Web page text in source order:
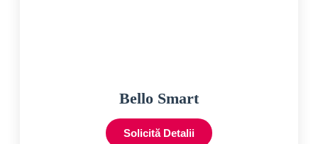
Bello Smart
Solicită Detalii